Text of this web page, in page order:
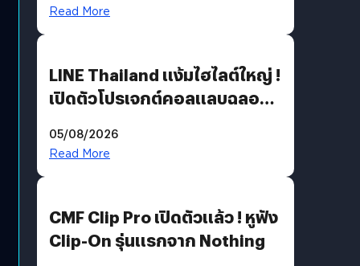
Read More
LINE Thailand แง้มไฮไลต์ใหญ่ !
เปิดตัวโปรเจกต์คอลแลบฉลอง
Moon x LINE FRIENDS
05/08/2026
Read More
CMF Clip Pro เปิดตัวแล้ว ! หูฟัง
Clip-On รุ่นแรกจาก Nothing